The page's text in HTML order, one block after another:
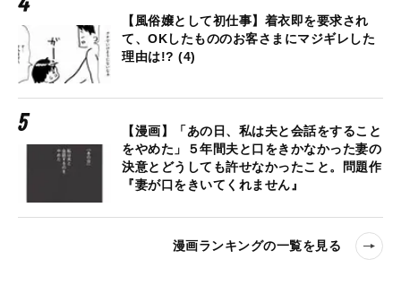
【風俗嬢として初仕事】着衣即を要求され
て、OKしたもののお客さまにマジギレした
理由は!? (4)
【漫画】「あの日、私は夫と会話をすること
をやめた」５年間夫と口をきかなかった妻の
決意とどうしても許せなかったこと。問題作
『妻が口をきいてくれません』
漫画ランキングの一覧を見る